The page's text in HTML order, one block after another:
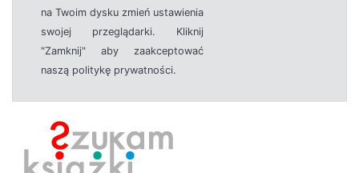
na Twoim dysku zmień ustawienia
swojej przeglądarki. Kliknij
"Zamknij" aby zaakceptować
naszą politykę prywatności.